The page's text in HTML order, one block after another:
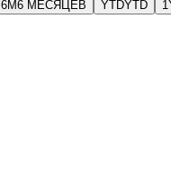
6M6 МЕСЯЦЕВ YTDYTD